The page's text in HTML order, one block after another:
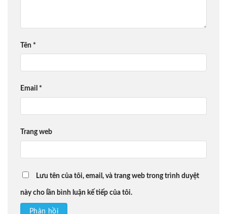
Tên *
Email *
Trang web
Lưu tên của tôi, email, và trang web trong trình duyệt
này cho lần bình luận kế tiếp của tôi.